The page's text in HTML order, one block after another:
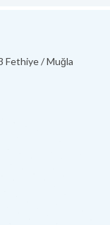
Fethiye / Muğla